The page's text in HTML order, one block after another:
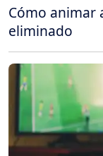
Cómo animar
eliminado